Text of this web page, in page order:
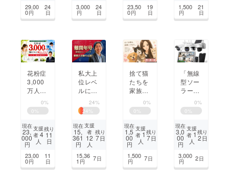
29,00
0円
24
日
アプリ
を作り
3,000
円
24
日
うかお
願い致
23,50
0円
19
日
1,500
円
21
日
花粉症
3,000
万人の
悩みを
減らし
たい。
もう一
歩、一
緒に前
てくだ
さい。
0%
0
現在
23,
000
円
支援
者4
人
残り
11
日
23,00
0円
11
日
私大上
位レベ
ルに対
応した
世界史
年号ア
プリを
作って
受験生
を起こ
した
24%
24
現在
15,
361
円
支援
者
12
人
残り
7日
15,36
1 円 7日
捨て猫
たちを
家族
に。あ
かねの
保護活
動で命
を救い
たい
0%
0
現在
1,5
00
円
支援
者1
人
残り
7日
1,500
円 7日
「無線
型ソー
ラーカ
メラを
活用し
た防犯
対策」
0%
0
現在
3,0
00
円
支援
者1
人
残り
2日
3,000
円 2日